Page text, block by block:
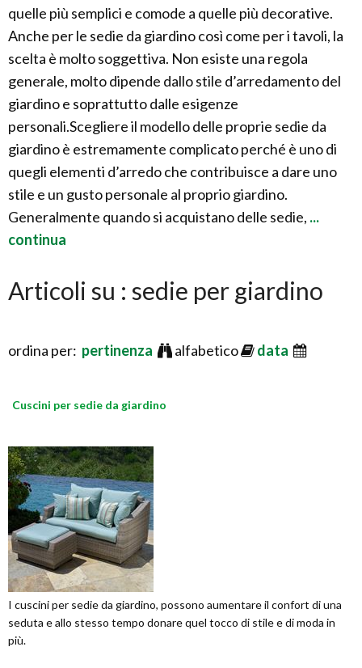
quelle più semplici e comode a quelle più decorative.
Anche per le sedie da giardino così come per i tavoli, la
scelta è molto soggettiva. Non esiste una regola
generale, molto dipende dallo stile d’arredamento del
giardino e soprattutto dalle esigenze
personali.Scegliere il modello delle proprie sedie da
giardino è estremamente complicato perché è uno di
quegli elementi d’arredo che contribuisce a dare uno
stile e un gusto personale al proprio giardino.
Generalmente quando si acquistano delle sedie, ...
continua
Articoli su : sedie per giardino
ordina per: pertinenza alfabetico data
Cuscini per sedie da giardino
I cuscini per sedie da giardino, possono aumentare il confort di una
seduta e allo stesso tempo donare quel tocco di stile e di moda in
più.